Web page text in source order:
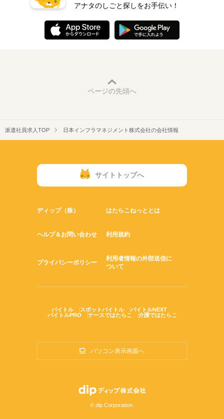
アナタのしごと探しをお手伝い！
ページの先頭へ
派遣社員求人TOP 日本インフラマネジメント株式会社の会社情報
サイトトップへ
ディップ（株） はたらこねっととは
ヘルプ＆お問い合わせ 利用規約
プライバシーポリシー
利用者情報の外部送信に
ついて
バイトル スポットバイトル
バイトルNEXT
バイトルPRO
ナースではたらこ 介護ではたらこ
パソコン表示画面へ
© dip Corporation.